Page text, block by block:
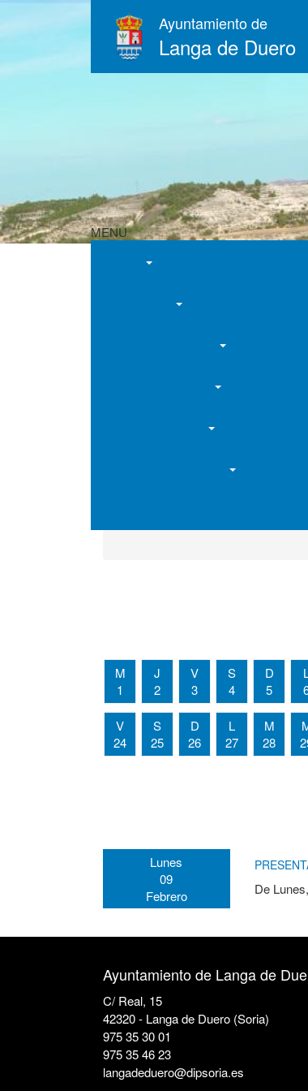
principal
Ayuntamiento de
Langa de Duero
MENU
M
1
J
2
V
3
S
4
D
5
V
24
S
25
D
26
L
27
M
28
Lunes
09
Febrero
De
Ayuntamiento de Langa de
C/ Real, 15
42320 - Langa de Duero (Soria)
975 35 30 01
975 35 46 23
langadeduero@dipsoria.es